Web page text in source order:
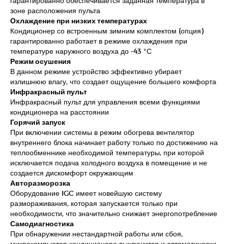
зоне расположения пульта
Охлаждение при низких температурах
Кондиционер со встроенным зимним комплектом (опция)
гарантированно работает в режиме охлаждения при
температуре наружного воздуха до -43 °С
Режим осушения
В данном режиме устройство эффективно убирает
излишнюю влагу, что создает ощущение большего комфорта
Инфракрасный пульт
Инфракрасный пульт для управления всеми функциями
кондиционера на расстоянии
Горячий запуск
При включении системы в режим обогрева вентилятор
внутреннего блока начинает работу только по достижению на
теплообменнике необходимой температуры, при которой
исключается подача холодного воздуха в помещение и не
создается дискомфорт окружающим
Авторазморозка
Оборудование IGC имеет новейшую систему
размораживания, которая запускается только при
необходимости, что значительно снижает энергопотребление
Самодиагностика
При обнаружении нестандартной работы или сбоя,